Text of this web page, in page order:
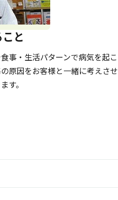
と
事・生活パターンで病気を起こ
原因をお客様と一緒に考えさせ
す。